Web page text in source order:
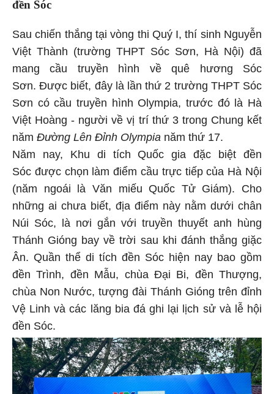
đền Sóc
Sau chiến thắng tại vòng thi Quý I, thí sinh Nguyễn
Việt Thành (trường THPT Sóc Sơn, Hà Nội) đã
mang cầu truyền hình về quê hương Sóc
Sơn. Được biết, đây là lần thứ 2 trường THPT Sóc
Sơn có cầu truyền hình Olympia, trước đó là Hà
Việt Hoàng - người về vị trí thứ 3 trong Chung kết
năm Đường Lên Đỉnh Olympia năm thứ 17.
Năm nay, Khu di tích Quốc gia đặc biệt đền
Sóc được chọn làm điểm cầu trực tiếp của Hà Nội
(năm ngoái là Văn miếu Quốc Tử Giám). Cho
những ai chưa biết, địa điểm này nằm dưới chân
Núi Sóc, là nơi gắn với truyền thuyết anh hùng
Thánh Gióng bay về trời sau khi đánh thắng giặc
Ân. Quần thể di tích đền Sóc hiện nay bao gồm
đền Trình, đền Mẫu, chùa Đại Bi, đền Thượng,
chùa Non Nước, tượng đài Thánh Gióng trên đỉnh
Vệ Linh và các lăng bia đá ghi lại lịch sử và lễ hội
đền Sóc.